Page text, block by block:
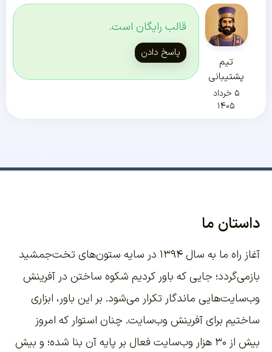
تیم
پشتیبانی
۵ خرداد
۱۴۰۵
قالب رایگان است.
پاسخ دادن
داستان ما
آغاز راه ما به سال ۱۳۹۴ در سایه ستون‌های تخت‌جمشید
بازمی‌گردد؛ جایی که باور کردیم شکوه ساختن در آفرینش
وب‌سایت‌هایی ماندگار تکرار می‌شود. بر این باور، ابزاری
ساختیم برای آفرینش وب‌سایت. چنان استوار که امروز
بیش از ۳۰ هزار وب‌سایت فعال بر پایه آن بنا شده؛ و بیش